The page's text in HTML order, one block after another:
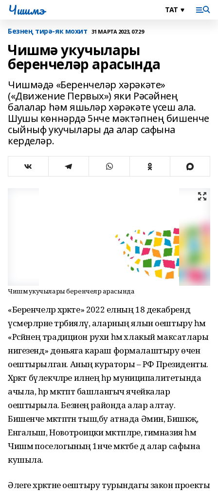
Чишмэ
Безнең тирә-як мохит 31 МАРТА 2023, 07:29
Чишмә укучылары
беренчеләр арасында
Чишмәдә «Беренчеләр хәрәкәте»
(«Движение Первых») яки Рәсәйнең
балалар һәм яшьләр хәрәкәте үсеш ала.
Шушы көннәрдә 5нче мәктәпнең бишенче
сыйныф укучылары да алар сафына
керделәр.
Чишмә укучылары беренчеләр арасында
«Беренчеләр хәрәкәте» 2022 елның 18 декабрендә
үсмерләрне тәрбияләү, аларның ялын оештыру һәм
«Рәсәйнең традицион рухи һәм әхлакый максатлары
нигезендә» дөньяга караш формалаштыру өчен
оештырылган. Аның кураторы – РФ Президенты.
Хәрәкәт бүлекчәләре илнең һәр муниципалитетында
ачыла, һәр мәктәптә башлангыч ячейкалар
оештырыла. Безнең районда алар алтау.
Бишенче мәктәптән тыш,бу атнада Әмин, Бишкәҗә,
Енгалыш, Новотроицки мәктәпләре, гимназия һәм
Чишмә поселогының 1нче мәктәбе дә алар сафына
кушыла.
Әлеге хәрәкәтне оештыру турындагы закон проекты